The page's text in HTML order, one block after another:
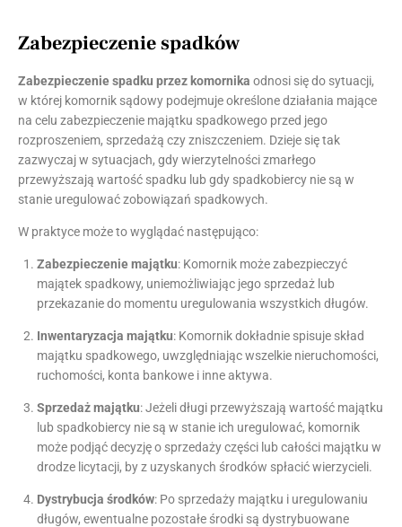
Zabezpieczenie spadków
Zabezpieczenie spadku przez komornika odnosi się do sytuacji,
w której komornik sądowy podejmuje określone działania mające
na celu zabezpieczenie majątku spadkowego przed jego
rozproszeniem, sprzedażą czy zniszczeniem. Dzieje się tak
zazwyczaj w sytuacjach, gdy wierzytelności zmarłego
przewyższają wartość spadku lub gdy spadkobiercy nie są w
stanie uregulować zobowiązań spadkowych.
W praktyce może to wyglądać następująco:
Zabezpieczenie majątku: Komornik może zabezpieczyć
majątek spadkowy, uniemożliwiając jego sprzedaż lub
przekazanie do momentu uregulowania wszystkich długów.
Inwentaryzacja majątku: Komornik dokładnie spisuje skład
majątku spadkowego, uwzględniając wszelkie nieruchomości,
ruchomości, konta bankowe i inne aktywa.
Sprzedaż majątku: Jeżeli długi przewyższają wartość majątku
lub spadkobiercy nie są w stanie ich uregulować, komornik
może podjąć decyzję o sprzedaży części lub całości majątku w
drodze licytacji, by z uzyskanych środków spłacić wierzycieli.
Dystrybucja środków: Po sprzedaży majątku i uregulowaniu
długów, ewentualne pozostałe środki są dystrybuowane